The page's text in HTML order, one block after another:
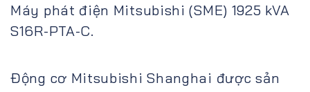
Máy phát điện Mitsubishi (SME) 1925 kVA
S16R-PTA-C.
Động cơ Mitsubishi Shanghai được sản